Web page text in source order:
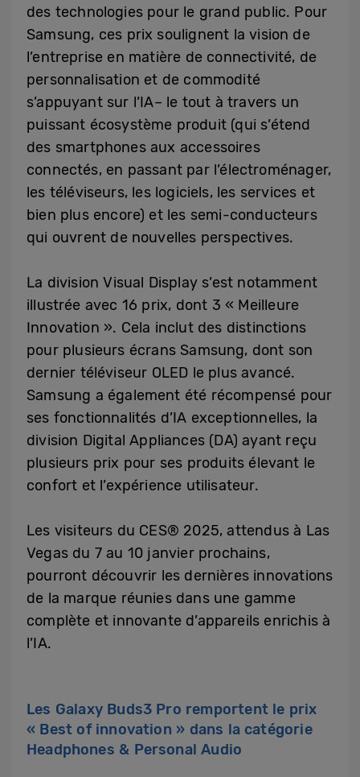
des technologies pour le grand public. Pour
Samsung, ces prix soulignent la vision de
l’entreprise en matière de connectivité, de
personnalisation et de commodité
s’appuyant sur l’IA– le tout à travers un
puissant écosystème produit (qui s’étend
des smartphones aux accessoires
connectés, en passant par l’électroménager,
les téléviseurs, les logiciels, les services et
bien plus encore) et les semi-conducteurs
qui ouvrent de nouvelles perspectives.
La division Visual Display s’est notamment
illustrée avec 16 prix, dont 3 « Meilleure
Innovation ». Cela inclut des distinctions
pour plusieurs écrans Samsung, dont son
dernier téléviseur OLED le plus avancé.
Samsung a également été récompensé pour
ses fonctionnalités d’IA exceptionnelles, la
division Digital Appliances (DA) ayant reçu
plusieurs prix pour ses produits élevant le
confort et l’expérience utilisateur.
Les visiteurs du CES® 2025, attendus à Las
Vegas du 7 au 10 janvier prochains,
pourront découvrir les dernières innovations
de la marque réunies dans une gamme
complète et innovante d’appareils enrichis à
l’IA.
Les Galaxy Buds3 Pro remportent le prix
« Best of innovation » dans la catégorie
Headphones & Personal Audio